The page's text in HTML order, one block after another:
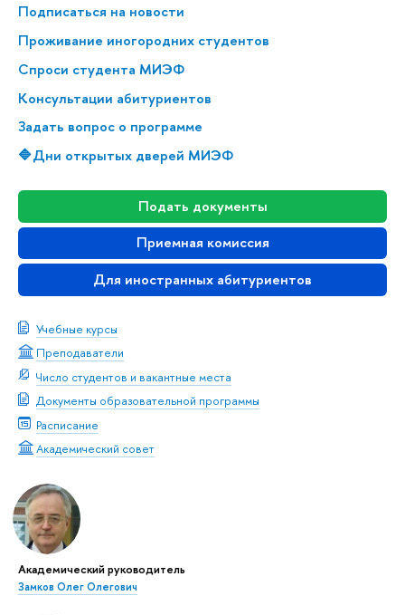
Подписаться на новости
Проживание иногородних студентов
Спроси студента МИЭФ
Консультации абитуриентов
Задать вопрос о программе
🔷Дни открытых дверей МИЭФ
Подать документы
Приемная комиссия
Для иностранных абитуриентов
Учебные курсы
Преподаватели
Число студентов и вакантные места
Документы образовательной программы
Расписание
Академический совет
Академический руководитель
Замков Олег Олегович